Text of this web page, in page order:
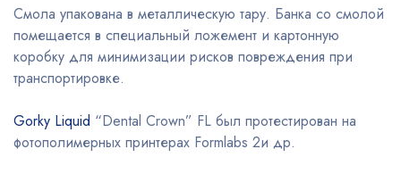
Смола упакована в металлическую тару. Банка со смолой
помещается в специальный ложемент и картонную
коробку для минимизации рисков повреждения при
транспортировке.
Gorky Liquid “Dental Crown” FL был протестирован на
фотополимерных принтерах Formlabs 2и др.